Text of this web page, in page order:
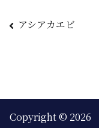
アシアカエビ
Copyright © 2026